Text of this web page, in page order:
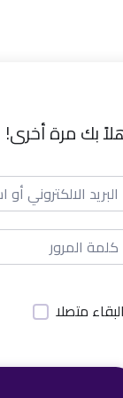
بك مرة أخرى!
متصلا